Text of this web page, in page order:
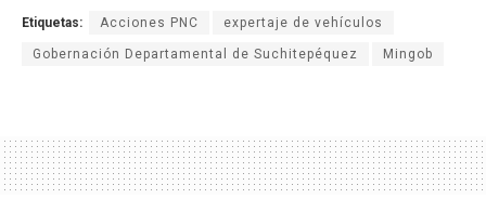
Etiquetas: Acciones PNC expertaje de vehículos
Gobernación Departamental de Suchitepéquez Mingob